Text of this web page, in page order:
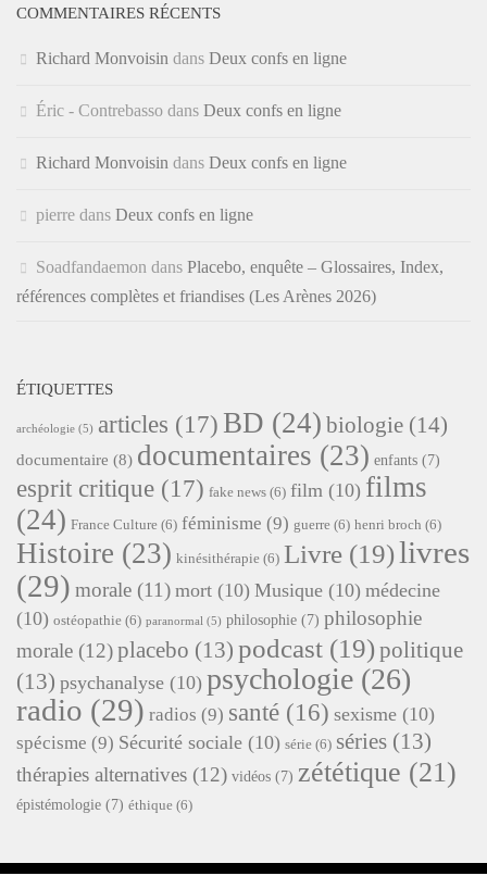
COMMENTAIRES RÉCENTS
Richard Monvoisin dans Deux confs en ligne
Éric - Contrebasso dans Deux confs en ligne
Richard Monvoisin dans Deux confs en ligne
pierre dans Deux confs en ligne
Soadfandaemon dans Placebo, enquête – Glossaires, Index,
références complètes et friandises (Les Arènes 2026)
ÉTIQUETTES
archéologie (5) articles (17) BD (24) biologie (14)
documentaire (8) documentaires (23) enfants (7)
esprit critique (17) fake news (6) film (10) films
(24) France Culture (6) féminisme (9) guerre (6) henri broch (6)
Histoire (23) kinésithérapie (6) Livre (19)livres
(29) morale (11) mort (10) Musique (10) médecine
(10) ostéopathie (6) paranormal (5) philosophie (7) philosophie
morale (12)placebo (13) podcast (19)politique
(13) psychanalyse (10) psychologie (26)
radio (29) radios (9) santé (16) sexisme (10)
spécisme (9) Sécurité sociale (10) série (6) séries (13)
thérapies alternatives (12) vidéos (7) zététique (21)
épistémologie (7) éthique (6)